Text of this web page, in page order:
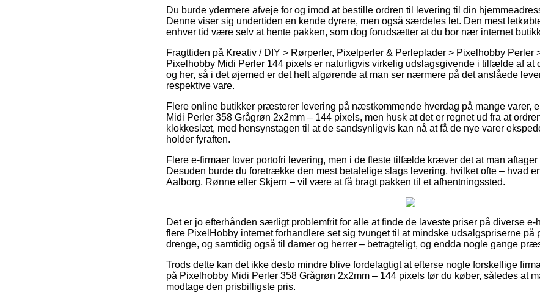
Du burde ydermere afveje for og imod at bestille ordren til levering til din
Denne viser sig undertiden en kende dyrere, men også særdeles let. Den mest
enhver tid være selv at hente pakken, som dog forudsætter at du bor nær internet
Fragttiden på Kreativ / DIY > Rørperler, Pixelperler & Perleplader > Pixelhobby Perler
Pixelhobby Midi Perler 144 pixels er naturligvis virkelig udslagsgivende i tilfælde af at
og her, så i det øjemed er det helt afgørende at man ser nærmere på det anslåede
respektive vare.
Flere online butikker præsterer levering på næstkommende hverdag på mange varer,
Midi Perler 358 Grågrøn 2x2mm – 144 pixels, men husk at det er regnet ud fra at
klokkeslæt, med hensynstagen til at de sandsynligvis kan nå at få de nye varer
holder fyraften.
Flere e-firmaer lover portofri levering, men i de fleste tilfælde kræver det at man aftager
Desuden burde du foretrække den mest betalelige slags levering, hvilket ofte – hvad
Aalborg, Rønne eller Skjern – vil være at få bragt pakken til et afhentningssted.
Det er jo efterhånden særligt problemfrit for alle at finde de laveste priser på diverse
flere PixelHobby internet forhandlere set sig tvunget til at mindske udsalgspriserne på
drenge, og samtidig også til damer og herrer – betragteligt, og endda nogle gange
Trods dette kan det ikke desto mindre blive fordelagtigt at efterse nogle forskellige
på Pixelhobby Midi Perler 358 Grågrøn 2x2mm – 144 pixels før du køber, således at
modtage den prisbilligste pris.